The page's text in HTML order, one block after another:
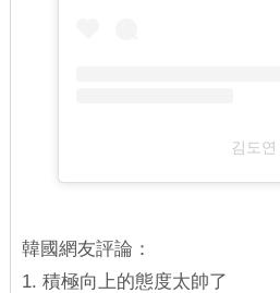
김도
韓國網友評論：
1. 積極向上的態度太帥了